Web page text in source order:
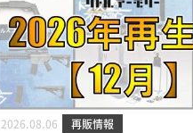
2026.08.06 再販情報